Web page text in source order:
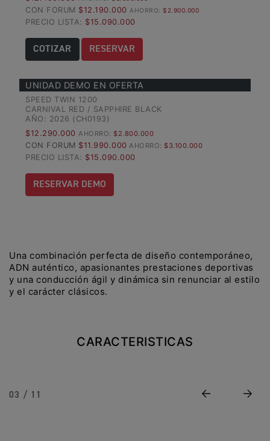
Precio desde $22.990.000
ADVENTURE
TIGER 1200 RALLY EXPLORER
Precio desde $25.990.000
NEWTRIDENT 660
Precio desde $9.090.000
Marzo JUEVES 26
ENCIENDE LA NOCHE.
VIVE LA RUTA. NIGHT
& RIDE TRIUMP
CON FORUM $12.190.000 AHORRO: $2.900.000
PRECIO LISTA: $15.090.000
COTIZAR RESERVAR
UNIDAD DEMO EN OFERTA
SPEED TWIN 1200
CARNIVAL RED / SAPPHIRE BLACK
AÑO: 2026 (CH0193)
$12.290.000 AHORRO: $2.800.000
CON FORUM $11.990.000 AHORRO: $3.100.000
PRECIO LISTA: $15.090.000
RESERVAR DEMO
Una combinación perfecta de diseño contemporáneo,
ADN auténtico, apasionantes prestaciones deportivas
y una conducción ágil y dinámica sin renunciar al estilo
y el carácter clásicos.
CARACTERISTICAS
03 / 11 Previous Next